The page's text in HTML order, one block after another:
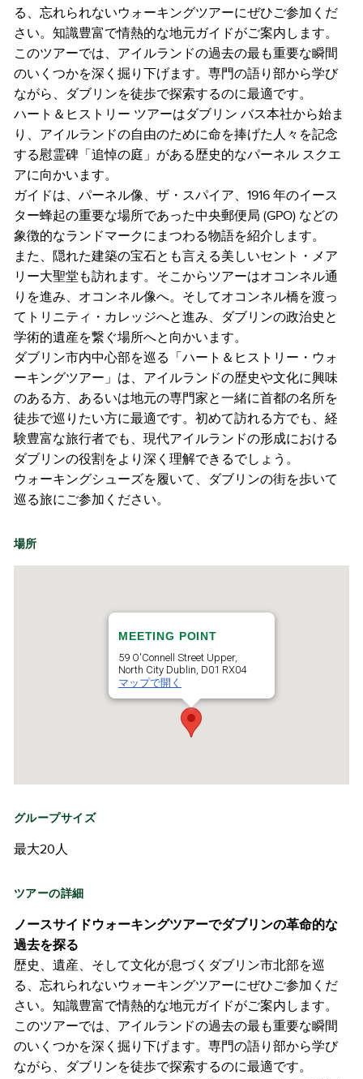
る、忘れられないウォーキングツアーにぜひご参加くだ
さい。知識豊富で情熱的な地元ガイドがご案内します。
このツアーでは、アイルランドの過去の最も重要な瞬間
のいくつかを深く掘り下げます。専門の語り部から学び
ながら、ダブリンを徒歩で探索するのに最適です。
ハート＆ヒストリー ツアーはダブリン バス本社から始ま
り、アイルランドの自由のために命を捧げた人々を記念
する慰霊碑「追悼の庭」がある歴史的なパーネル スクエ
アに向かいます。
ガイドは、パーネル像、ザ・スパイア、1916 年のイース
ター蜂起の重要な場所であった中央郵便局 (GPO) などの
象徴的なランドマークにまつわる物語を紹介します。
また、隠れた建築の宝石とも言える美しいセント・メア
リー大聖堂も訪れます。そこからツアーはオコンネル通
りを進み、オコンネル像へ。そしてオコンネル橋を渡っ
てトリニティ・カレッジへと進み、ダブリンの政治史と
学術的遺産を繋ぐ場所へと向かいます。
ダブリン市内中心部を巡る「ハート＆ヒストリー・ウォ
ーキングツアー」は、アイルランドの歴史や文化に興味
のある方、あるいは地元の専門家と一緒に首都の名所を
徒歩で巡りたい方に最適です。初めて訪れる方でも、経
験豊富な旅行者でも、現代アイルランドの形成における
ダブリンの役割をより深く理解できるでしょう。
ウォーキングシューズを履いて、ダブリンの街を歩いて
巡る旅にご参加ください。
場所
MEETING POINT
59 O'Connell Street Upper,
North City Dublin, D01 RX04
マップで開く
グループサイズ
最大20人
ツアーの詳細
ノースサイドウォーキングツアーでダブリンの革命的な
過去を探る
歴史、遺産、そして文化が息づくダブリン市北部を巡
る、忘れられないウォーキングツアーにぜひご参加くだ
さい。知識豊富で情熱的な地元ガイドがご案内します。
このツアーでは、アイルランドの過去の最も重要な瞬間
のいくつかを深く掘り下げます。専門の語り部から学び
ながら、ダブリンを徒歩で探索するのに最適です。